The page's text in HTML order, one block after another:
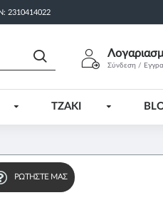
2310414022
Σύνδεση /
ΤΖΑΚΙ
ΡΩΤΉΣΤΕ ΜΑΣ